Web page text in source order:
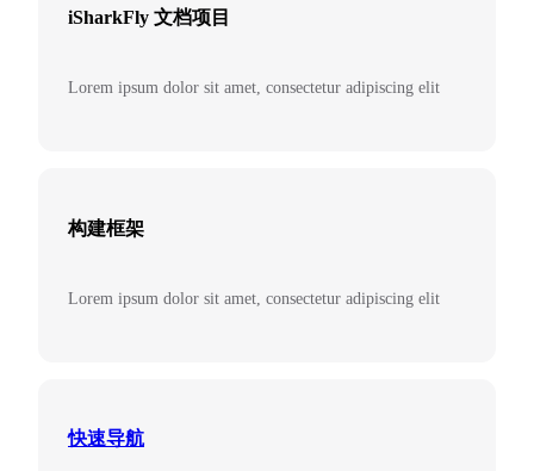
iSharkFly 文档项目
Lorem ipsum dolor sit amet, consectetur adipiscing elit
构建框架
Lorem ipsum dolor sit amet, consectetur adipiscing elit
快速导航